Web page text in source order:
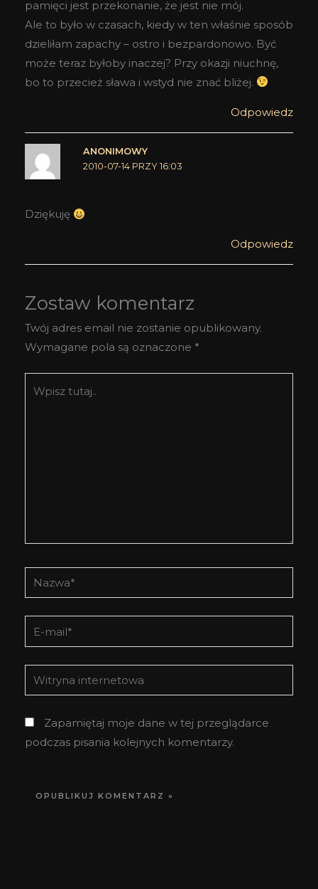
pamięci jest przekonanie, że jest nie mój.
Ale to było w czasach, kiedy w ten właśnie sposób
dzieliłam zapachy – ostro i bezpardonowo. Być
może teraz byłoby inaczej? Przy okazji niuchnę,
bo to przecież sława i wstyd nie znać bliżej.
Odpowiedz
ANONIMOWY
2010-07-14 PRZY 16:03
Dziękuję
Odpowiedz
Zostaw komentarz
Twój adres email nie zostanie opublikowany.
Wymagane pola są oznaczone *
tutaj..
Nazwa*
E-
mail*
Witryna
internetowa
Zapamiętaj moje dane w tej przeglądarce
podczas pisania kolejnych komentarzy.